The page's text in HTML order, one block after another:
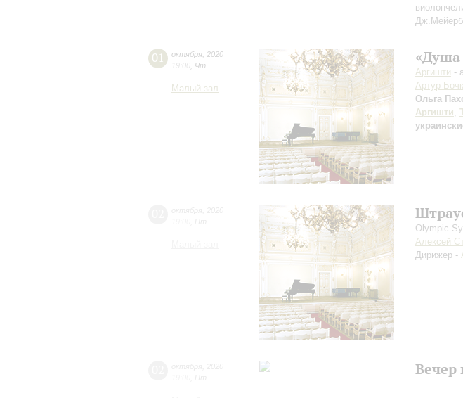
01 октября 2020
19:00 Чт
Малый зал
«Душа
Аргишти -
Артур
Ольга
Аргишти,
Olympic
Алексей
Дирижер -
Вечер